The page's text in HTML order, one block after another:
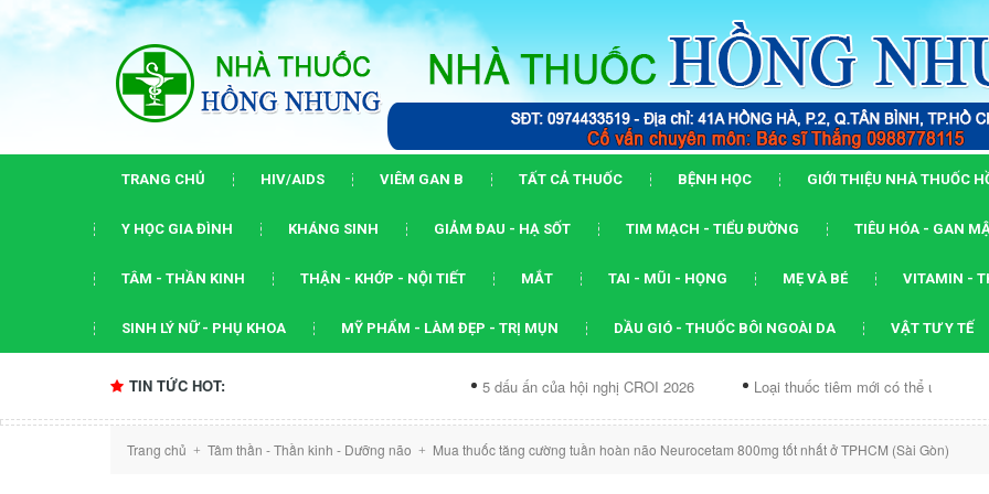
TRANG CHỦ HIV/AIDS VIÊM GAN B TẤT CẢ THUỐC BỆNH HỌC GIỚI THIỆU NHÀ THUỐC
Y HỌC GIA ĐÌNH KHÁNG SINH GIẢM ĐAU - HẠ SỐT TIM MẠCH - TIỂU ĐƯỜNG TIÊU HÓA - GAN
TÂM - THẦN KINH THẬN - KHỚP - NỘI TIẾT MẮT TAI - MŨI - HỌNG MẸ VÀ BÉ VITAMIN -
SINH LÝ NỮ - PHỤ KHOA MỸ PHẨM - LÀM ĐẸP - TRỊ MỤN DẦU GIÓ - THUỐC BÔI NGOÀI DA VẬT TƯ Y TẾ
TIN TỨC HOT: 5 dấu ấn của hội nghị CROI 2026 Loại thuốc tiêm mới có thể ức chế...
Trang chủ + Tâm thần - Thần kinh - Dưỡng não + Mua thuốc tăng cường tuần hoàn não Neurocetam 800mg tốt nhất ở TPHCM (Sài Gòn)